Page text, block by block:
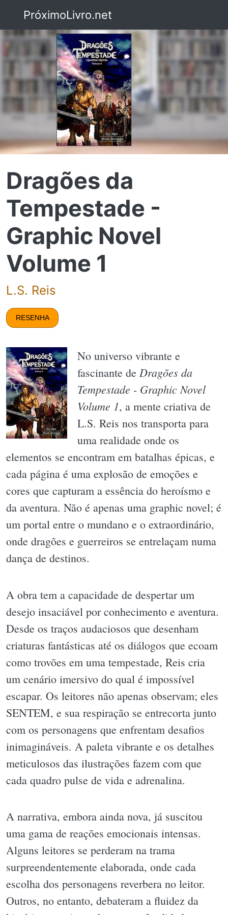
PróximoLivro.net
Dragões da
Tempestade -
Graphic Novel
Volume 1
L.S. Reis
RESENHA
No universo vibrante e
fascinante de Dragões da
Tempestade - Graphic Novel
Volume 1, a mente criativa de
L.S. Reis nos transporta para
uma realidade onde os
elementos se encontram em batalhas épicas, e
cada página é uma explosão de emoções e
cores que capturam a essência do heroísmo e
da aventura. Não é apenas uma graphic novel; é
um portal entre o mundano e o extraordinário,
onde dragões e guerreiros se entrelaçam numa
dança de destinos.
A obra tem a capacidade de despertar um
desejo insaciável por conhecimento e aventura.
Desde os traços audaciosos que desenham
criaturas fantásticas até os diálogos que ecoam
como trovões em uma tempestade, Reis cria
um cenário imersivo do qual é impossível
escapar. Os leitores não apenas observam; eles
SENTEM, e sua respiração se entrecorta junto
com os personagens que enfrentam desafios
inimagináveis. A paleta vibrante e os detalhes
meticulosos das ilustrações fazem com que
cada quadro pulse de vida e adrenalina.
A narrativa, embora ainda nova, já suscitou
uma gama de reações emocionais intensas.
Alguns leitores se perderam na trama
surpreendentemente elaborada, onde cada
escolha dos personagens reverbera no leitor.
Outros, no entanto, debateram a fluidez da